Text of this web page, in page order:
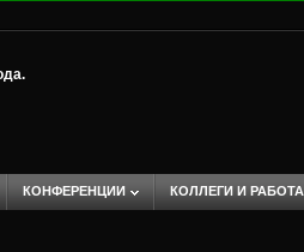
КОНФЕРЕНЦИИ КОЛЛЕГИ И РАБОТА